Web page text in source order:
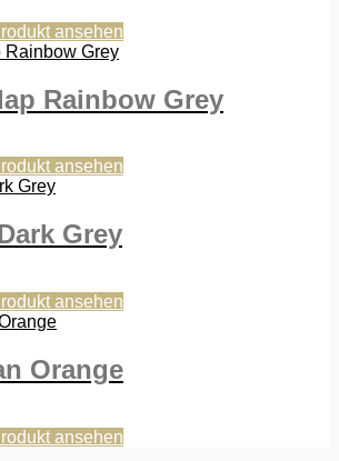
ansehen
Rainbow Grey
ansehen
Grey
ansehen
Orange
ansehen